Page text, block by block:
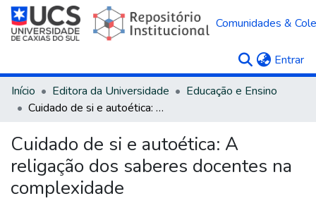
Comunidades &
Entrar
Início Editora da Universidade
Educação e Ensino
Cuidado de si e autoética: A religação dos saberes docentes na complexidade
Cuidado de si e autoética: A
religação dos saberes docentes na
complexidade